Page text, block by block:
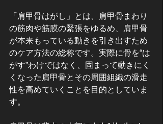
「肩甲骨はがし」とは、肩甲骨まわり
の筋肉や筋膜の緊張をゆるめ、肩甲骨
が本来もっている動きを引き出すため
のケア方法の総称です。実際に骨を“は
がす”わけではなく、固まって動きにく
くなった肩甲骨とその周囲組織の滑走
性を高めていくことを目的としていま
す。